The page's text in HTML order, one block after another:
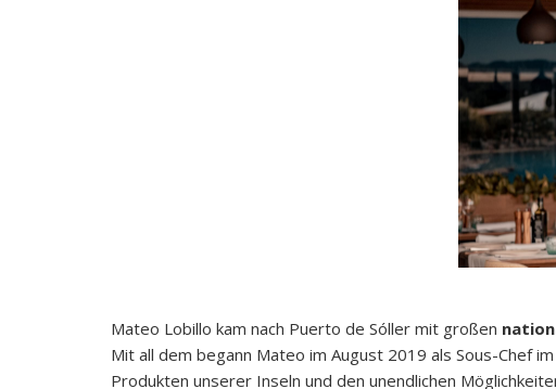
Mateo Lobillo kam nach Puerto de Sóller mit großen
Mit all dem begann Mateo im August 2019 als Sous-Chef im
Produkten unserer Inseln und den unendlichen